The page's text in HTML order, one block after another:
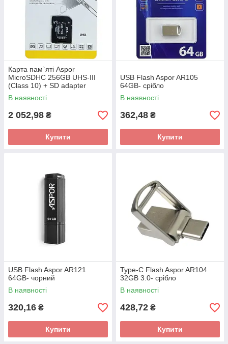
Карта пам`яті Aspor
MicroSDHC 256GB UHS-III
(Class 10) + SD adapter
В наявності
2 052,98 ₴
Купити
USB Flash Aspor AR105
64GB- срібло
В наявності
362,48 ₴
Купити
USB Flash Aspor AR121
64GB- чорний
В наявності
320,16 ₴
Купити
Type-C Flash Aspor AR104
32GB 3.0- срібло
В наявності
428,72 ₴
Купити